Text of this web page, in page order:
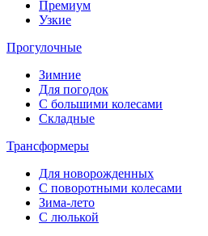
Премиум
Узкие
Прогулочные
Зимние
Для погодок
С большими колесами
Складные
Трансформеры
Для новорожденных
С поворотными колесами
Зима-лето
С люлькой